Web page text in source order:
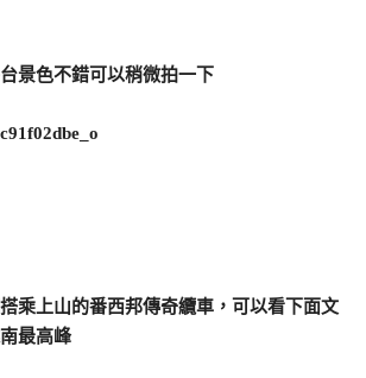
景色不錯可以稍微拍一下
乘上山的番西邦傳奇纜車，可以看下面文
最高峰